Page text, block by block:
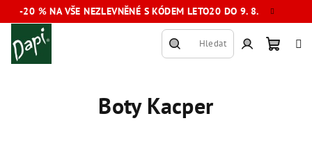
Přejít
na
-20 % NA VŠE NEZLEVNĚNÉ S KÓDEM LETO20 DO 9. 8.
Hledat
Boty Kacper